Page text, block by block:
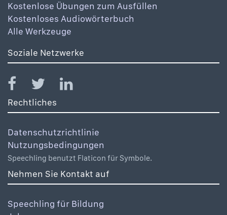
Kostenlose Übungen zum Ausfüllen
Kostenloses Audiowörterbuch
Alle Werkzeuge
Soziale Netzwerke
Rechtliches
Datenschutzrichtlinie
Nutzungsbedingungen
Speechling benutzt Flaticon für Symbole.
Nehmen Sie Kontakt auf
Speechling für Bildung